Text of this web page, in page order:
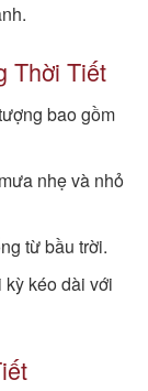
Thời Tiết
bao gồm
nhẹ và nhỏ
từ bầu trời.
kỳ kéo dài với